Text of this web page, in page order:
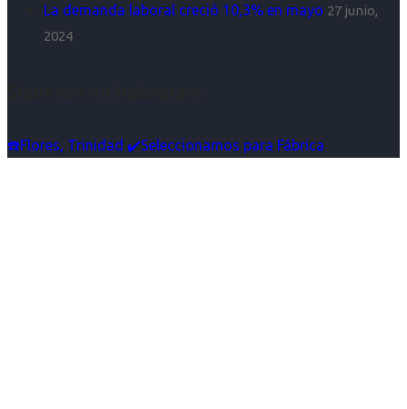
La demanda laboral creció 10,3% en mayo 27 junio,
2024
☎️Flores, Trinidad ✔️Seleccionamos para Fábrica